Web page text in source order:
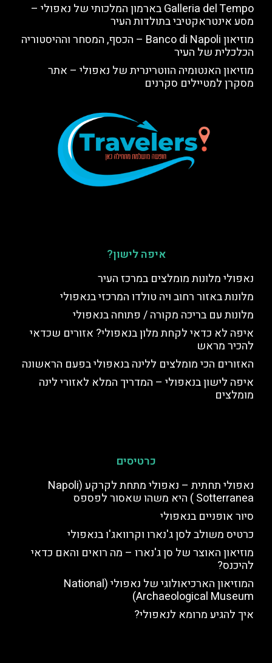
Galleria del Tempo בארמון המלכותי של נאפולי –
מסע אינטראקטיבי בתולדות העיר
מוזיאון Banco di Napoli – הכסף, המסחר וההיסטוריה
הכלכלית של העיר
מוזיאון האנטומיה הווטרינרית של נאפולי – אתר
מסקרן למטיילים סקרנים
איפה לישון?
נאפולי מלונות מומלצים במרכז העיר
מלונות באזור רחוב ויה טולדו המרכזי בנאפולי
מלונות עם בריכה מקורה / פתוחה בנאפולי
איפה לא כדאי לקחת מלון בנאפולי? אזורים שכדאי
להכיר מראש
האזורים הכי מומלצים ללינה בנאפולי בפעם הראשונה
איפה לישון בנאפולי – המדריך המלא לאזורי לינה
מומלצים
כרטיסים
נאפולי תחתית – נאפולי מתחת לקרקע (Napoli
Sotterranea ) היא משהו שאסור לפספס
סיור אופניים בנאפולי
כרטיס משולב לסן ג'נארו וקרוואג'ו בנאפולי
מוזיאון האוצר של סן ג'נארו – מה רואים והאם כדאי
להיכנס?
המוזיאון הארכיאולוגי של נאפולי (National
Archaeological Museum)
איך להגיע מרומא לנאפולי?